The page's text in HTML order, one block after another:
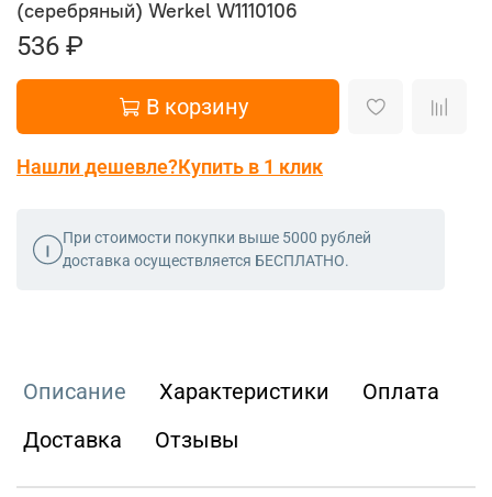
(серебряный) Werkel W1110106
536 ₽
В корзину
Нашли дешевле?Купить в 1 клик
При стоимости покупки выше 5000 рублей
доставка осуществляется БЕСПЛАТНО.
Описание Характеристики
Оплата
Доставка
Отзывы